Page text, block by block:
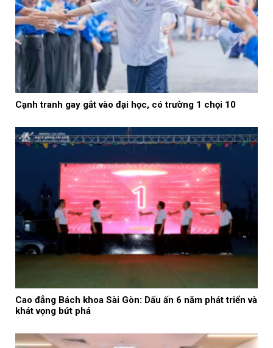
Cạnh tranh gay gắt vào đại học, có trường 1 chọi 10
Cao đẳng Bách khoa Sài Gòn: Dấu ấn 6 năm phát triển và
khát vọng bứt phá